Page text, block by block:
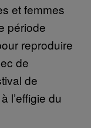
et femmes
période
reproduire
de
de
l’effigie du